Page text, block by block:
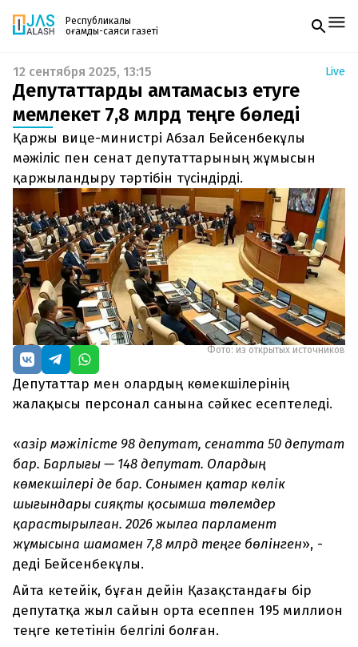
Республикалық
қоғамдық-саяси газеті
Жаңалықтар
Спорт
Live
Руханият
Аймақ
Архив
Заң және тәртіп
Редакциямен байланыс
+7 708 604 51 06
Жарнама бөлімі
+7 701 220 64 52
Пошта
zhasalash100@gmail.com
Газетке жазылу
PDF форматтағы газетті ай сайын электронды
поштаңызға алып отырыңыз. Жаңа нөмір
шыққан сәтте сізге бірден жіберіледі. Тек email
енгізіңіз, біз қалғанын өзіміз жібереміз.
12 сентября 2025, 13:15 Live
Депутаттарды қамтамасыз етуге
мемлекет 7,8 млрд теңге бөледі
Қаржы вице-министрі Абзал Бейсенбекұлы
мәжіліс пен сенат депутаттарының жұмысын
қаржыландыру тәртібін түсіндірді.
Фото: из открытых источников
Депутаттар мен олардың көмекшілерінің
жалақысы персонал санына сәйкес есептеледі.
«Қазір мәжілісте 98 депутат, сенатта 50 депутат
бар. Барлығы — 148 депутат. Олардың
көмекшілері де бар. Сонымен қатар көлік
шығындары сияқты қосымша төлемдер
қарастырылған. 2026 жылға парламент
жұмысына шамамен 7,8 млрд теңге бөлінген», -
деді Бейсенбекұлы.
Айта кетейік, бұған дейін Қазақстандағы бір
депутатқа жыл сайын орта есеппен 195 миллион
теңге кететінін белгілі болған.